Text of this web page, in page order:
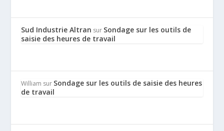
Sud Industrie Altran sur Sondage sur les outils de
saisie des heures de travail
William sur Sondage sur les outils de saisie des heures
de travail